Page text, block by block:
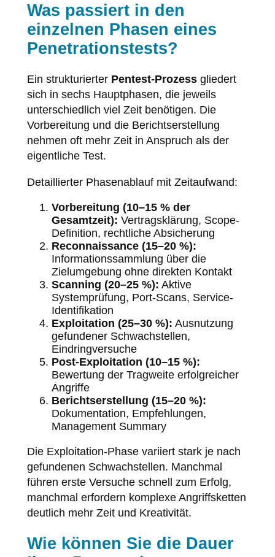
Was passiert in den
einzelnen Phasen eines
Penetrationstests?
Ein strukturierter Pentest-Prozessgliedert
sich in sechs Hauptphasen, die jeweils
unterschiedlich viel Zeit benötigen. Die
Vorbereitung und die Berichtserstellung
nehmen oft mehr Zeit in Anspruch als der
eigentliche Test.
Detaillierter Phasenablauf mit Zeitaufwand:
Vorbereitung (10–15 % der
Gesamtzeit): Vertragsklärung, Scope-
Definition, rechtliche Absicherung
Reconnaissance (15–20 %):
Informationssammlung über die
Zielumgebung ohne direkten Kontakt
Scanning (20–25 %): Aktive
Systemprüfung, Port-Scans, Service-
Identifikation
Exploitation (25–30 %): Ausnutzung
gefundener Schwachstellen,
Eindringversuche
Post-Exploitation (10–15 %):
Bewertung der Tragweite erfolgreicher
Angriffe
Berichtserstellung (15–20 %):
Dokumentation, Empfehlungen,
Management Summary
Die Exploitation-Phase variiert stark je nach
gefundenen Schwachstellen. Manchmal
führen erste Versuche schnell zum Erfolg,
manchmal erfordern komplexe Angriffsketten
deutlich mehr Zeit und Kreativität.
Wie können Sie die Dauer